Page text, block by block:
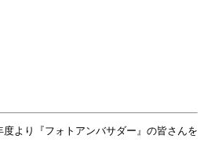
度より『フォトアンバサダー』の皆さんを